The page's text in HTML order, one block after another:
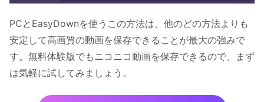
PCとEasyDownを使うこの方法は、他のどの方法よりも
安定して高画質の動画を保存できることが最大の強みで
す。無料体験版でもニコニコ動画を保存できるので、まず
は気軽に試してみましょう。